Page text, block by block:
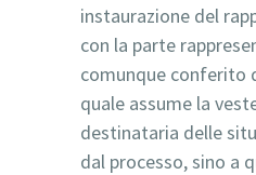
instaurazione del
con la parte
comunque conferito
quale assume la
destinataria delle
dal processo, sino a